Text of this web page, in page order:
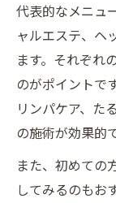
代表的なメニュ
ャルエステ、ヘ
ます。それぞれ
のがポイントで
リンパケア、た
の施術が効果的
また、初めての
してみるのもお